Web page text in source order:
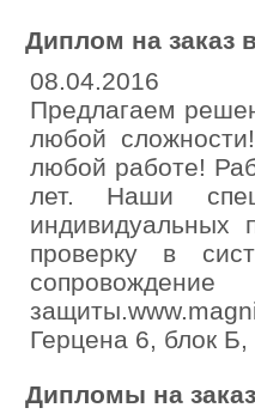
Диплом на заказ
08.04.2016
Предлагаем
любой
любой работе!
лет. Наши
индивидуальных
проверку в
Герцена 6, блок
Дипломы на